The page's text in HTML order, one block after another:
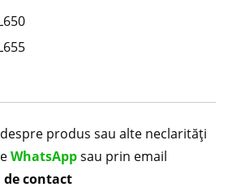
produs sau alte neclarități
WhatsAppsau prin email
contact